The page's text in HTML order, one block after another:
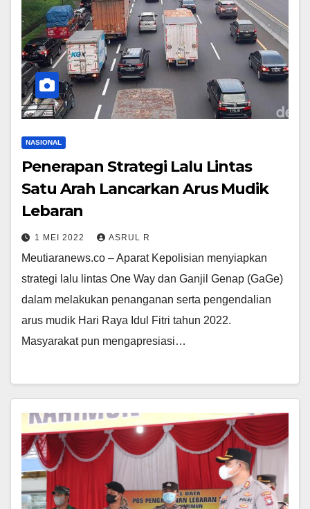
NASIONAL
Penerapan Strategi Lalu Lintas
Satu Arah Lancarkan Arus Mudik
Lebaran
1 MEI 2022 ASRUL R
Meutiaranews.co – Aparat Kepolisian menyiapkan
strategi lalu lintas One Way dan Ganjil Genap (GaGe)
dalam melakukan penanganan serta pengendalian
arus mudik Hari Raya Idul Fitri tahun 2022.
Masyarakat pun mengapresiasi…